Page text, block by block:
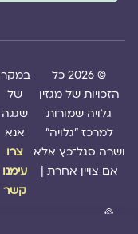
© 2026 כל
הזכויות של מגזין
גלויה שמורות
למרכז "גלויה"
ושרה סגל־כץ אלא
אם צויין אחרת |
במקרה
של
שגגה
אנא
צרו
עימנו
קשר